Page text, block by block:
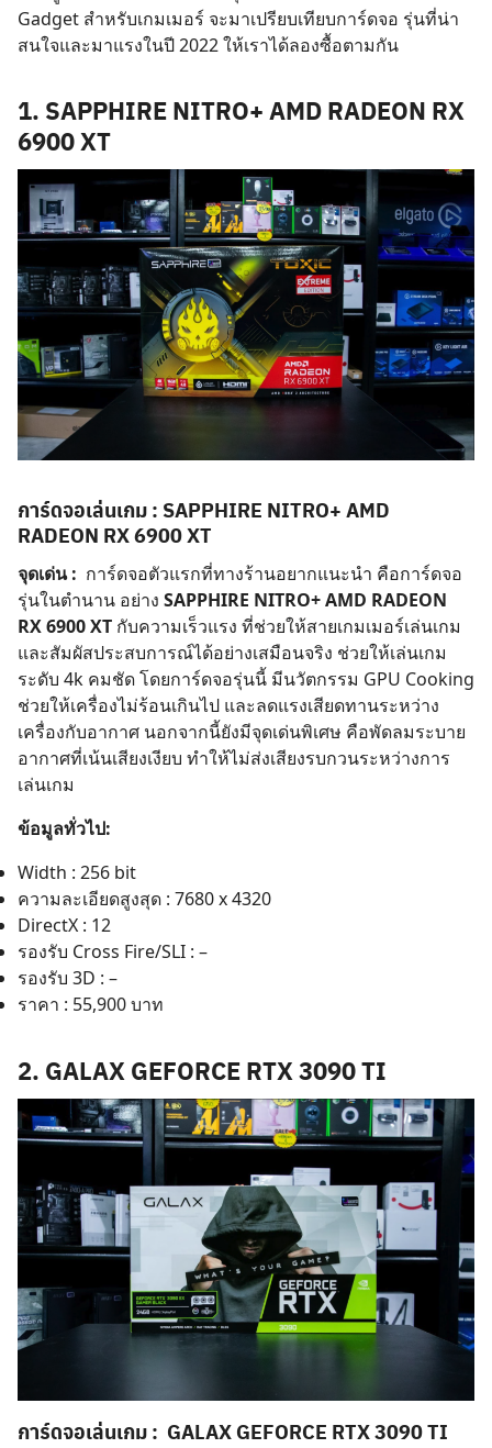
Gadget สำหรับเกมเมอร์ จะมาเปรียบเทียบการ์ดจอ รุ่นที่น่า
สนใจและมาแรงในปี 2022 ให้เราได้ลองซื้อตามกัน
1. SAPPHIRE NITRO+ AMD RADEON RX
6900 XT
การ์ดจอเล่นเกม : SAPPHIRE NITRO+ AMD
RADEON RX 6900 XT
จุดเด่น : การ์ดจอตัวแรกที่ทางร้านอยากแนะนำ คือการ์ดจอ
รุ่นในตำนาน อย่าง SAPPHIRE NITRO+ AMD RADEON
RX 6900 XT กับความเร็วแรง ที่ช่วยให้สายเกมเมอร์เล่นเกม
และสัมผัสประสบการณ์ได้อย่างเสมือนจริง ช่วยให้เล่นเกม
ระดับ 4k คมชัด โดยการ์ดจอรุ่นนี้ มีนวัตกรรม GPU Cooking
ช่วยให้เครื่องไม่ร้อนเกินไป และลดแรงเสียดทานระหว่าง
เครื่องกับอากาศ นอกจากนี้ยังมีจุดเด่นพิเศษ คือพัดลมระบาย
อากาศที่เน้นเสียงเงียบ ทำให้ไม่ส่งเสียงรบกวนระหว่างการ
เล่นเกม
ข้อมูลทั่วไป:
Width : 256 bit
ความละเอียดสูงสุด : 7680 x 4320
DirectX : 12
รองรับ Cross Fire/SLI : –
รองรับ 3D : –
ราคา : 55,900 บาท
2. GALAX GEFORCE RTX 3090 TI
การ์ดจอเล่นเกม: GALAX GEFORCE RTX 3090 TI